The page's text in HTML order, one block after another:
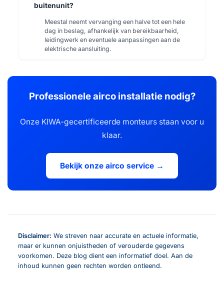
buitenunit?
Meestal neemt vervanging een halve tot een hele
dag in beslag, afhankelijk van bereikbaarheid,
leidingwerk en eventuele aanpassingen aan de
elektrische aansluiting.
Professionele airco installatie nodig?
Onze KIWA-gecertificeerde monteurs staan voor u
klaar.
Bekijk onze airco service →
Disclaimer: We streven naar accurate en actuele informatie,
maar er kunnen onjuistheden of verouderde gegevens
voorkomen. Deze blog dient een informatief doel. Aan de
inhoud kunnen geen rechten worden ontleend.